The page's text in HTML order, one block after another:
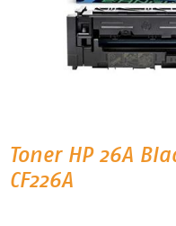
Toner HP 26A
CF226A